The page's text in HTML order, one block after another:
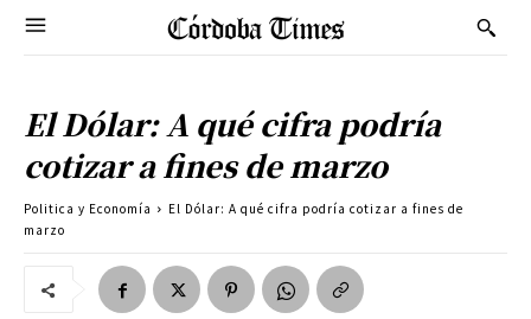
El Dólar: A qué cifra podría
cotizar a fines de marzo
Politica y Economía
El Dólar: A qué cifra podría cotizar a fines de
marzo